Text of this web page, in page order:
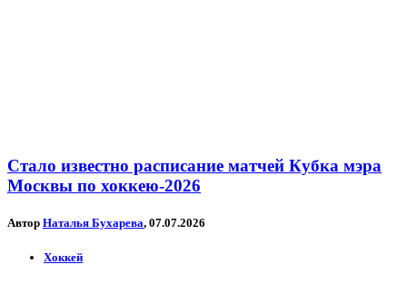
Стало известно расписание матчей Кубка мэра
Москвы по хоккею-2026
Автор Наталья Бухарева, 07.07.2026
Хоккей